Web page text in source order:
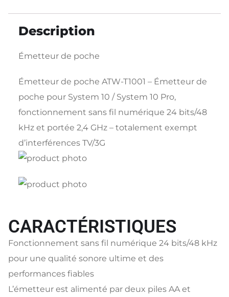
Description
Émetteur de poche
Émetteur de poche ATW-T1001 – Émetteur de
poche pour System 10 / System 10 Pro,
fonctionnement sans fil numérique 24 bits/48
kHz et portée 2,4 GHz – totalement exempt
d’interférences TV/3G
CARACTÉRISTIQUES
Fonctionnement sans fil numérique 24 bits/48 kHz
pour une qualité sonore ultime et des
performances fiables
L’émetteur est alimenté par deux piles AA et